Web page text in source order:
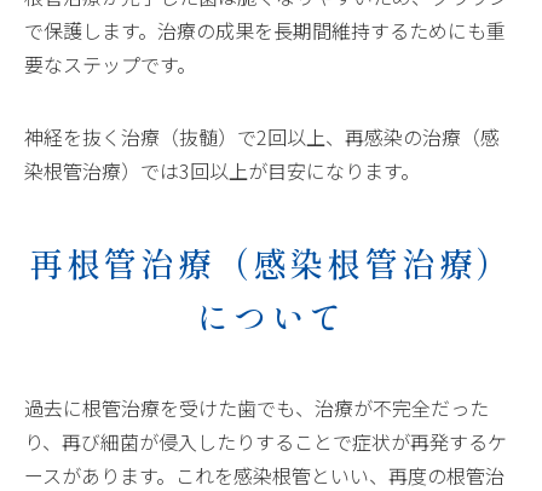
で保護します。治療の成果を長期間維持するためにも重
要なステップです。
神経を抜く治療（抜髄）で2回以上、再感染の治療（感
染根管治療）では3回以上が目安になります。
再根管治療（感染根管治療）
について
過去に根管治療を受けた歯でも、治療が不完全だった
り、再び細菌が侵入したりすることで症状が再発するケ
ースがあります。これを感染根管といい、再度の根管治